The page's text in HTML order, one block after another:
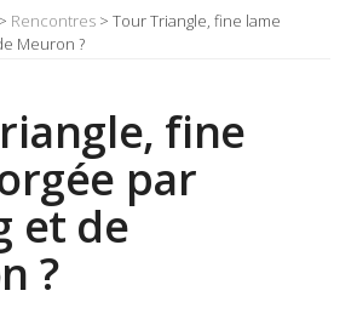
> Rencontres > Tour Triangle, fine lame
Meuron ?
fine
par
et de
?